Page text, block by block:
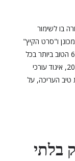
בו לשימור
ו"סרט הקיץ"
הראשון. ב-2006, התסריט שלו דורג במקום ה-63 הטוב ביותר בכל
הזמנים על ידי איגוד הסופרים של אמריקה. ב-2012, איגוד עורכי
טיב העריכה, על
בלתי